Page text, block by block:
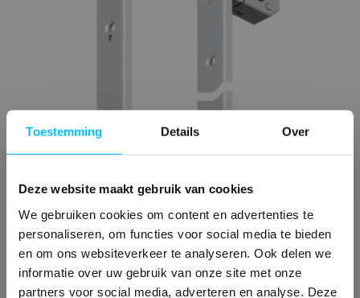
Toestemming Details Over
Deze website maakt gebruik van cookies
We gebruiken cookies om content en advertenties te
personaliseren, om functies voor social media te bieden
en om ons websiteverkeer te analyseren. Ook delen we
informatie over uw gebruik van onze site met onze
partners voor social media, adverteren en analyse. Deze